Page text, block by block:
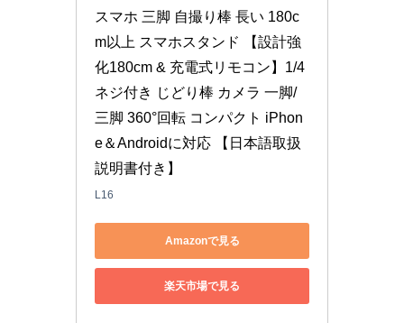
スマホ 三脚 自撮り棒 長い 180c
m以上 スマホスタンド 【設計強
化180cm & 充電式リモコン】1/4
ネジ付き じどり棒 カメラ 一脚/
三脚 360°回転 コンパクト iPhon
e＆Androidに対応 【日本語取扱
説明書付き】
L16
Amazonで見る
楽天市場で見る